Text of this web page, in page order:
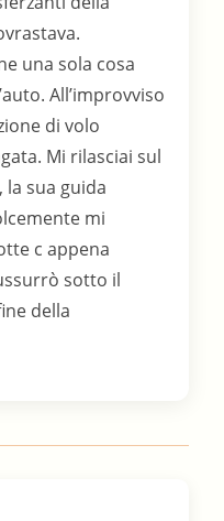
una sola cosa
All’improvviso
di volo
Mi rilasciai sul
la sua guida
mi
c appena
sotto il
della